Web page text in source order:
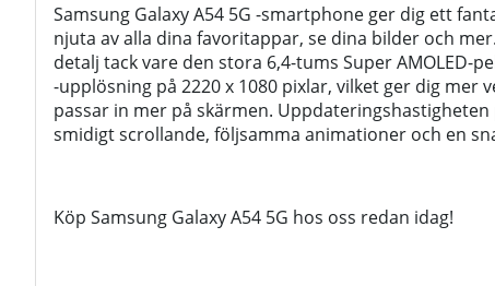
Samsung Galaxy A54 5G -smartphone ger dig ett
njuta av alla dina favoritappar, se dina bilder och
detalj tack vare den stora 6,4-tums Super AMOLED-
-upplösning på 2220 x 1080 pixlar, vilket ger dig mer
passar in mer på skärmen. Uppdateringshastigheten
smidigt scrollande, följsamma animationer och en
Köp Samsung Galaxy A54 5G hos oss redan idag!